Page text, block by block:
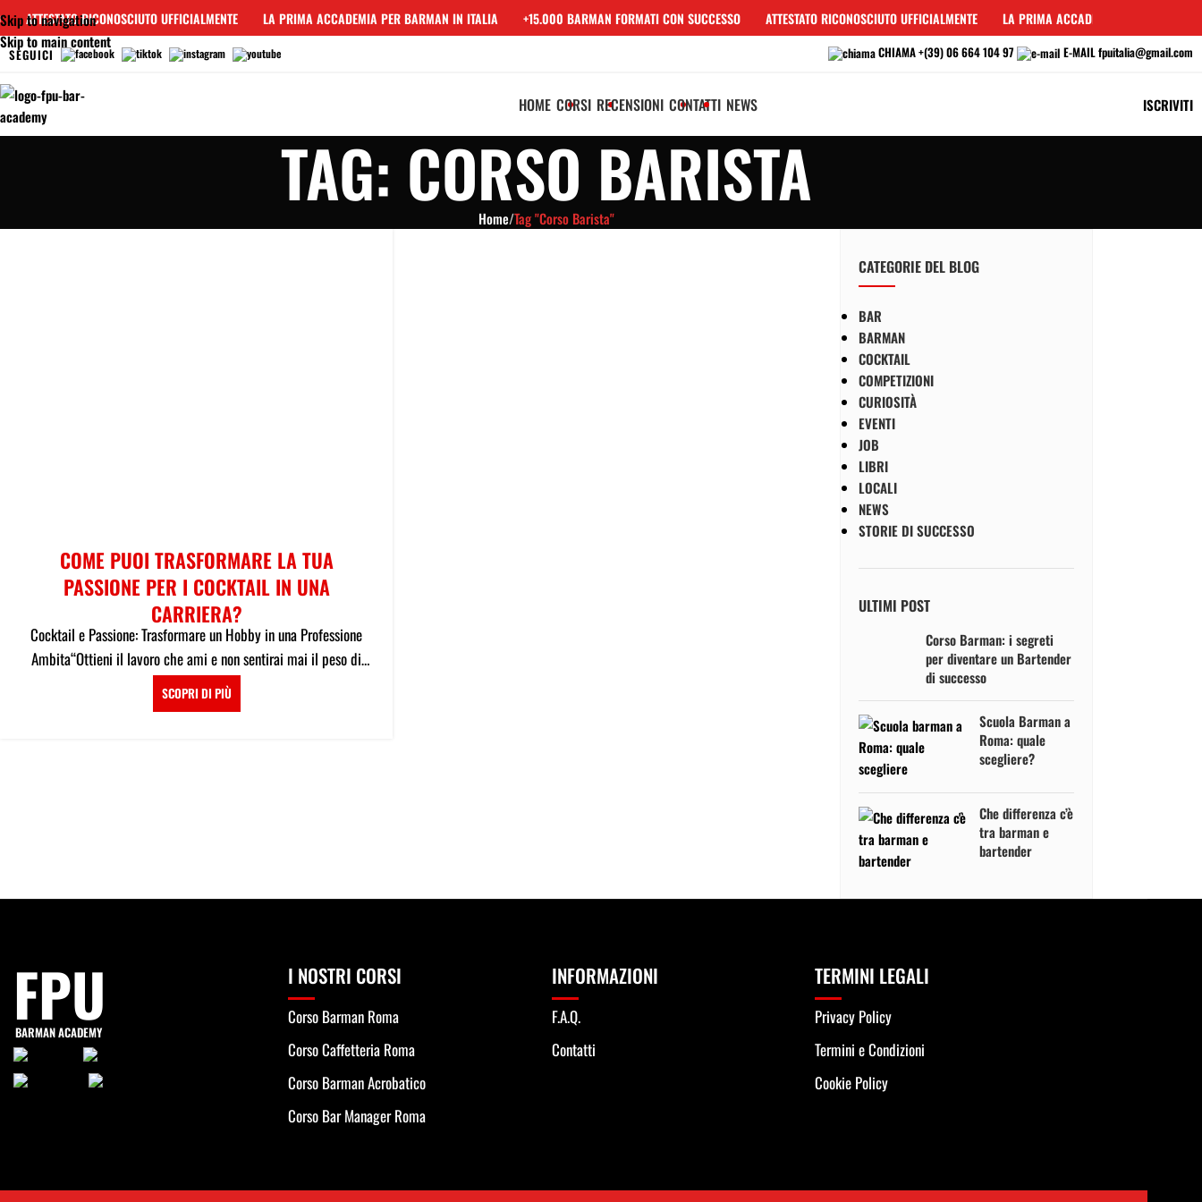
Skip to navigation
Skip to main content
ATTESTATO RICONOSCIUTO UFFICIALMENTE LA PRIMA ACCADEMIA PER BARMAN IN ITALIA +15.000 BARMAN FORMATI CON SUCCESSO ATTESTATO RICONOSCIUTO UFFICIALMENTE LA PRIMA ACCADEMIA PER BARMAN
SEGUICI CHIAMA+(39) 06 664 104 97 E-MAILfpuitalia@gmail.com
HOME CORSI RECENSIONI CONTATTI NEWS ISCRIVITI
TAG: CORSO BARISTA
Home/Tag "Corso Barista"
COME PUOI TRASFORMARE LA TUA
PASSIONE PER I COCKTAIL IN UNA
CARRIERA?
Cocktail e Passione: Trasformare un Hobby in una Professione
Ambita“Ottieni il lavoro che ami e non sentirai mai il peso di
lavorar...
SCOPRI DI PIÙ
CATEGORIE DEL BLOG
BAR
BARMAN
COCKTAIL
COMPETIZIONI
CURIOSITÀ
EVENTI
JOB
LIBRI
LOCALI
NEWS
STORIE DI SUCCESSO
ULTIMI POST
Corso Barman: i segreti
per diventare un Bartender
di successo
Scuola Barman a
Roma: quale
scegliere?
Che differenza c’è
tra barman e
bartender
FPU
BARMAN ACADEMY
I NOSTRI CORSI
Corso Barman Roma
Corso Caffetteria Roma
Corso Barman Acrobatico
Corso Bar Manager Roma
INFORMAZIONI
F.A.Q.
Contatti
TERMINI LEGALI
Privacy Policy
Termini e Condizioni
Cookie Policy